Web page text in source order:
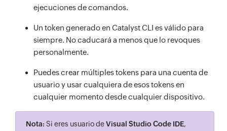
ejecuciones de comandos.
Un token generado en Catalyst CLI es válido para
siempre. No caducará a menos que lo revoques
personalmente.
Puedes crear múltiples tokens para una cuenta de
usuario y usar cualquiera de esos tokens en
cualquier momento desde cualquier dispositivo.
Nota: Si eres usuario deVisual Studio Code IDE,